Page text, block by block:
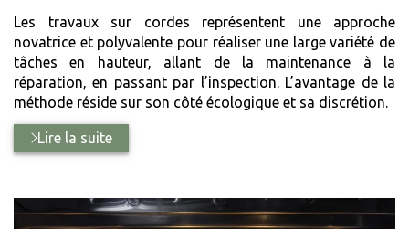
Les travaux sur cordes représentent une approche
novatrice et polyvalente pour réaliser une large variété de
tâches en hauteur, allant de la maintenance à la
réparation, en passant par l’inspection. L’avantage de la
méthode réside sur son côté écologique et sa discrétion.
Lire la suite